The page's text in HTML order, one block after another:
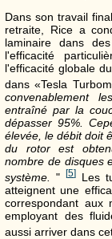
Dans son travail
retraite, Rice a
laminaire dans
l'efficacité
l'efficacité globale
dans «Tesla
convenablement
entraîné par la
dépasser 95%.
élevée, le débit doit
du rotor est
nombre de disques
système. " [5] Les
atteignent une
correspondant aux
employant des
aussi arriver dans